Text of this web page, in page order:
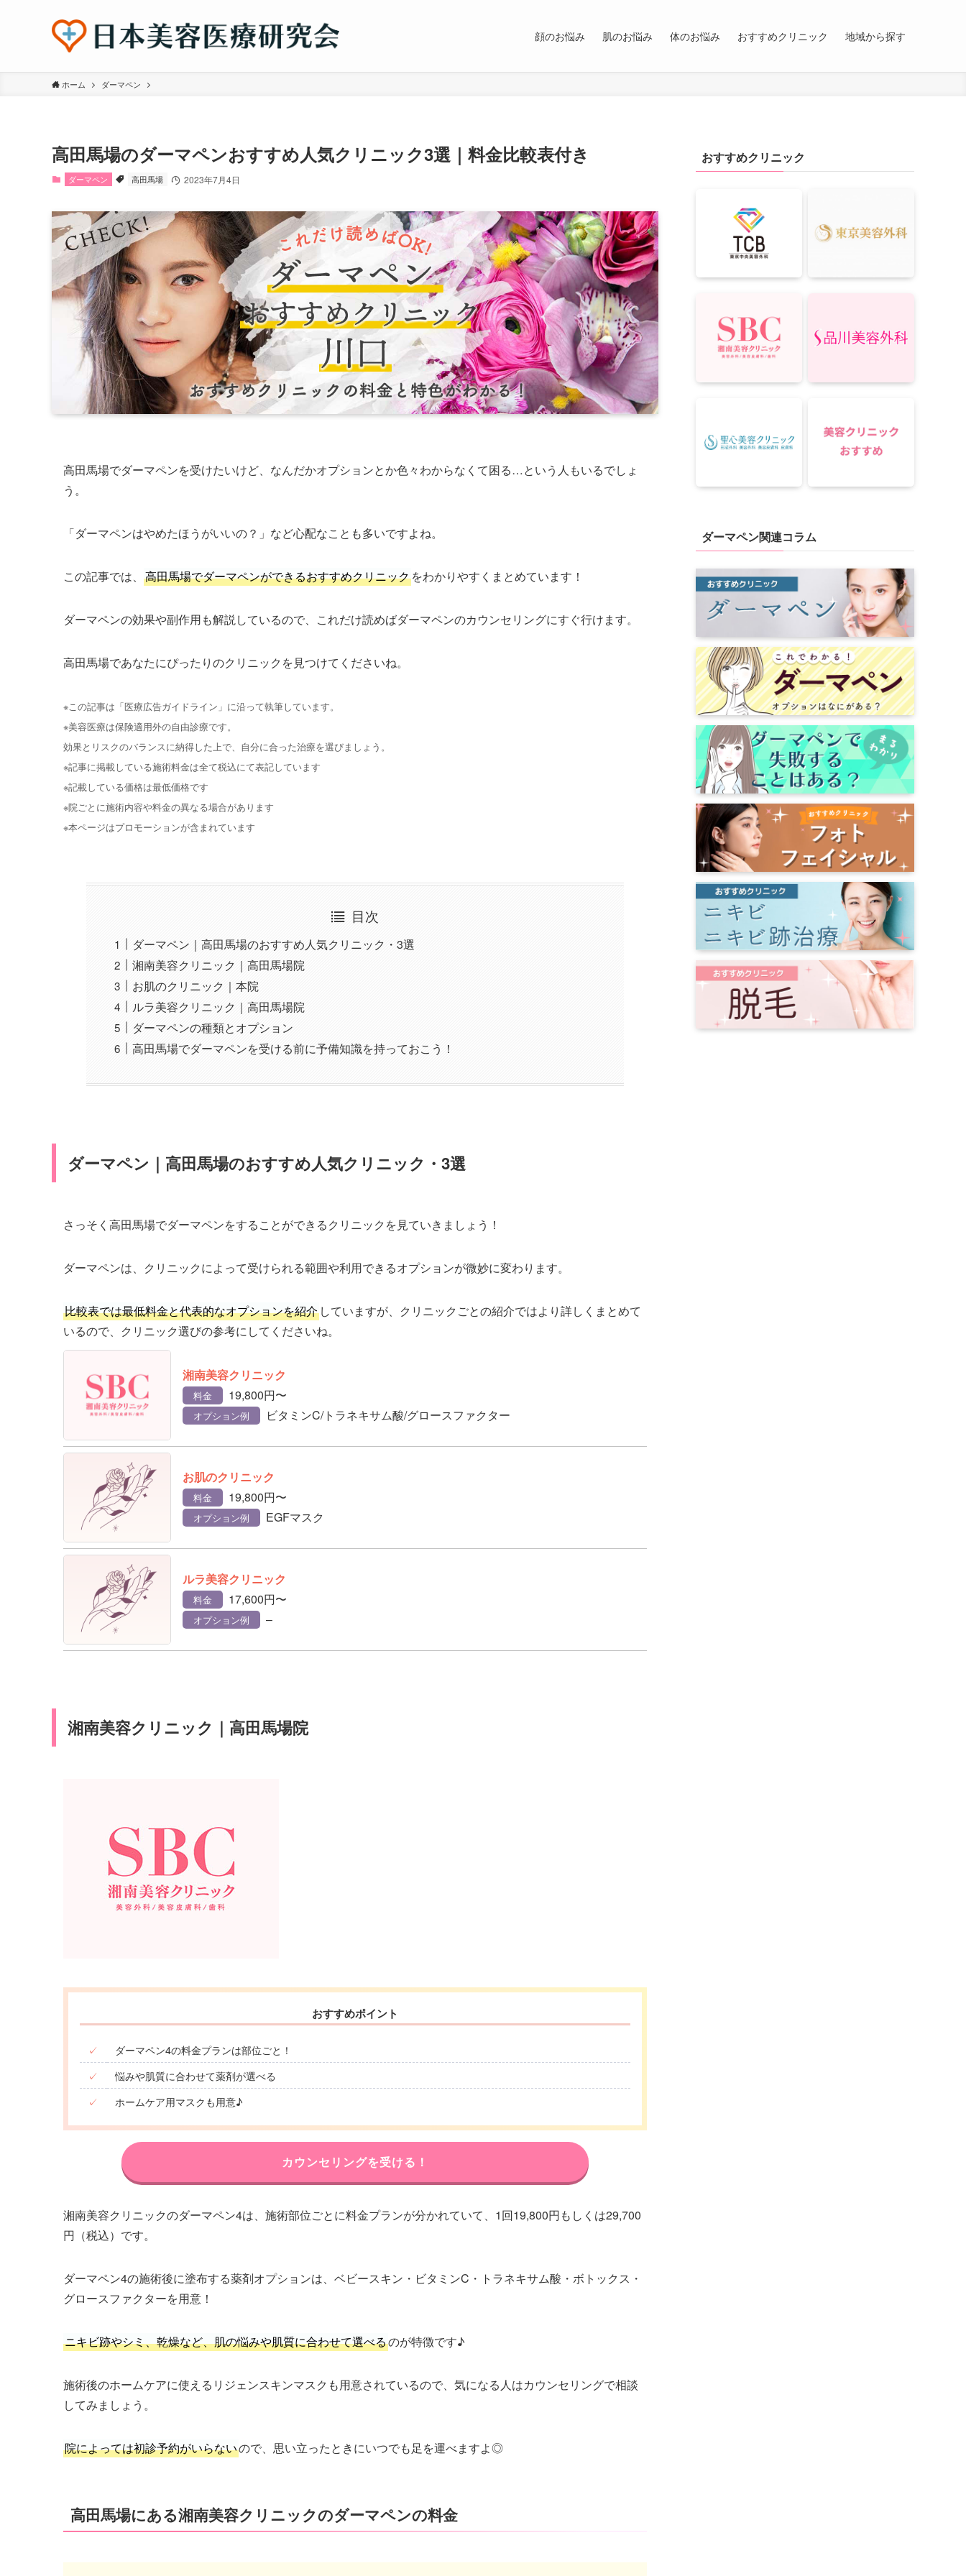
顔のお悩み 肌のお悩み 体のお悩み おすすめクリニック 地域から探す
ホーム ダーマペン
高田馬場のダーマペンおすすめ人気クリニック3選｜料金比較表付き
ダーマペン 高田馬場 2023年7月4日
高田馬場でダーマペンを受けたいけど、なんだかオプションとか色々わからなくて困る…という人もいるでしょ
う。
「ダーマペンはやめたほうがいいの？」など心配なことも多いですよね。
この記事では、 高田馬場でダーマペンができるおすすめクリニックをわかりやすくまとめています！
ダーマペンの効果や副作用も解説しているので、これだけ読めばダーマペンのカウンセリングにすぐ行けます。
高田馬場であなたにぴったりのクリニックを見つけてくださいね。
※この記事は「医療広告ガイドライン」に沿って執筆しています。
※美容医療は保険適用外の自由診療です。
効果とリスクのバランスに納得した上で、自分に合った治療を選びましょう。
※記事に掲載している施術料金は全て税込にて表記しています
※記載している価格は最低価格です
※院ごとに施術内容や料金の異なる場合があります
※本ページはプロモーションが含まれています
目次
ダーマペン｜高田馬場のおすすめ人気クリニック・3選
湘南美容クリニック｜高田馬場院
お肌のクリニック｜本院
ルラ美容クリニック｜高田馬場院
ダーマペンの種類とオプション
高田馬場でダーマペンを受ける前に予備知識を持っておこう！
ダーマペン｜高田馬場のおすすめ人気クリニック・3選
さっそく高田馬場でダーマペンをすることができるクリニックを見ていきましょう！
ダーマペンは、クリニックによって受けられる範囲や利用できるオプションが微妙に変わります。
比較表では最低料金と代表的なオプションを紹介 していますが、クリニックごとの紹介ではより詳しくまとめて
いるので、クリニック選びの参考にしてくださいね。
湘南美容クリニック
料金 19,800円〜
オプション例 ビタミンC/トラネキサム酸/グロースファクター
お肌のクリニック
料金 19,800円〜
オプション例 EGFマスク
ルラ美容クリニック
料金 17,600円〜
オプション例 –
湘南美容クリニック｜高田馬場院
おすすめポイント
✓
ダーマペン4の料金プランは部位ごと！
✓
悩みや肌質に合わせて薬剤が選べる
✓
ホームケア用マスクも用意♪
カウンセリングを受ける！
湘南美容クリニックのダーマペン4は、施術部位ごとに料金プランが分かれていて、1回19,800円もしくは29,700
円（税込）です。
ダーマペン4の施術後に塗布する薬剤オプションは、ベビースキン・ビタミンC・トラネキサム酸・ボトックス・
グロースファクターを用意！
ニキビ跡やシミ、乾燥など、肌の悩みや肌質に合わせて選べるのが特徴です♪
施術後のホームケアに使えるリジェンスキンマスクも用意されているので、気になる人はカウンセリングで相談
してみましょう。
院によっては初診予約がいらないので、思い立ったときにいつでも足を運べますよ◎
高田馬場にある湘南美容クリニックのダーマペンの料金
おすすめクリニック
ダーマペン関連コラム